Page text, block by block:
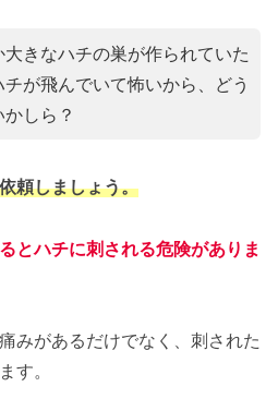
きなハチの巣が作られていた
が飛んでいて怖いから、どう
しら？
頼しましょう。
とハチに刺される危険がありま
みがあるだけでなく、刺された
す。